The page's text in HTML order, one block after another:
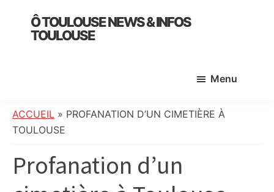
primary
Ô TOULOUSE NEWS & INFOS
TOULOUSE
:
info
société,
culture,
Menu
ACCUEIL » PROFANATION D’UN CIMETIÈRE À
TOULOUSE
Profanation d’un